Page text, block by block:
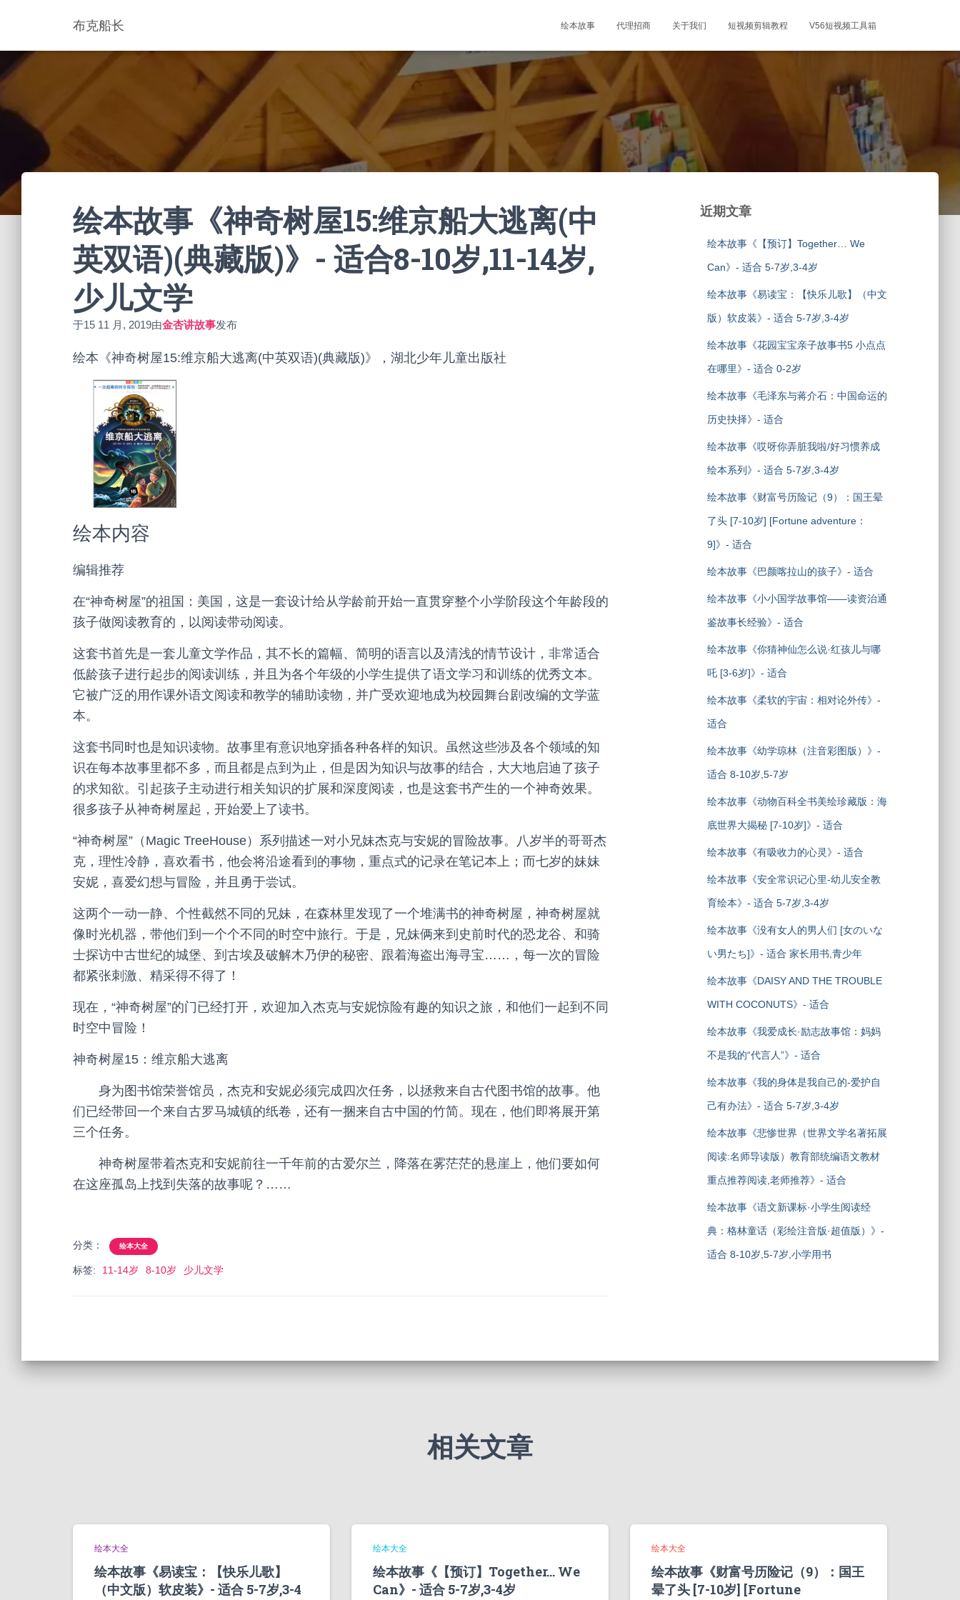
布克船长 绘本故事 代理招商 关于我们 短视频剪辑教程 V56短视频工具箱
绘本故事《神奇树屋15:维京船大逃离(中
英双语)(典藏版)》- 适合8-10岁,11-14岁,
少儿文学
于15 11 月, 2019由金杏讲故事发布
绘本《神奇树屋15:维京船大逃离(中英双语)(典藏版)》，湖北少年儿童出版社
绘本内容
编辑推荐
在“神奇树屋”的祖国：美国，这是一套设计给从学龄前开始一直贯穿整个小学阶段这个年龄段的
孩子做阅读教育的，以阅读带动阅读。
这套书首先是一套儿童文学作品，其不长的篇幅、简明的语言以及清浅的情节设计，非常适合
低龄孩子进行起步的阅读训练，并且为各个年级的小学生提供了语文学习和训练的优秀文本。
它被广泛的用作课外语文阅读和教学的辅助读物，并广受欢迎地成为校园舞台剧改编的文学蓝
本。
这套书同时也是知识读物。故事里有意识地穿插各种各样的知识。虽然这些涉及各个领域的知
识在每本故事里都不多，而且都是点到为止，但是因为知识与故事的结合，大大地启迪了孩子
的求知欲。引起孩子主动进行相关知识的扩展和深度阅读，也是这套书产生的一个神奇效果。
很多孩子从神奇树屋起，开始爱上了读书。
“神奇树屋”（Magic TreeHouse）系列描述一对小兄妹杰克与安妮的冒险故事。八岁半的哥哥杰
克，理性冷静，喜欢看书，他会将沿途看到的事物，重点式的记录在笔记本上；而七岁的妹妹
安妮，喜爱幻想与冒险，并且勇于尝试。
这两个一动一静、个性截然不同的兄妹，在森林里发现了一个堆满书的神奇树屋，神奇树屋就
像时光机器，带他们到一个个不同的时空中旅行。于是，兄妹俩来到史前时代的恐龙谷、和骑
士探访中古世纪的城堡、到古埃及破解木乃伊的秘密、跟着海盗出海寻宝……，每一次的冒险
都紧张刺激、精采得不得了！
现在，“神奇树屋”的门已经打开，欢迎加入杰克与安妮惊险有趣的知识之旅，和他们一起到不同
时空中冒险！
神奇树屋15：维京船大逃离
身为图书馆荣誉馆员，杰克和安妮必须完成四次任务，以拯救来自古代图书馆的故事。他
们已经带回一个来自古罗马城镇的纸卷，还有一捆来自古中国的竹简。现在，他们即将展开第
三个任务。
神奇树屋带着杰克和安妮前往一千年前的古爱尔兰，降落在雾茫茫的悬崖上，他们要如何
在这座孤岛上找到失落的故事呢？……
分类： 绘本大全
标签: 11-14岁 8-10岁 少儿文学
近期文章
绘本故事《【预订】Together… We
Can》- 适合 5-7岁,3-4岁
绘本故事《易读宝：【快乐儿歌】（中文
版）软皮装》- 适合 5-7岁,3-4岁
绘本故事《花园宝宝亲子故事书5 小点点
在哪里》- 适合 0-2岁
绘本故事《毛泽东与蒋介石：中国命运的
历史抉择》- 适合
绘本故事《哎呀你弄脏我啦/好习惯养成
绘本系列》- 适合 5-7岁,3-4岁
绘本故事《财富号历险记（9）：国王晕
了头 [7-10岁] [Fortune adventure：
9]》- 适合
绘本故事《巴颜喀拉山的孩子》- 适合
绘本故事《小小国学故事馆——读资治通
鉴故事长经验》- 适合
绘本故事《你猜神仙怎么说·红孩儿与哪
吒 [3-6岁]》- 适合
绘本故事《柔软的宇宙：相对论外传》-
适合
绘本故事《幼学琼林（注音彩图版）》-
适合 8-10岁,5-7岁
绘本故事《动物百科全书美绘珍藏版：海
底世界大揭秘 [7-10岁]》- 适合
绘本故事《有吸收力的心灵》- 适合
绘本故事《安全常识记心里-幼儿安全教
育绘本》- 适合 5-7岁,3-4岁
绘本故事《没有女人的男人们 [女のいな
い男たち]》- 适合 家长用书,青少年
绘本故事《DAISY AND THE TROUBLE
WITH COCONUTS》- 适合
绘本故事《我爱成长·励志故事馆：妈妈
不是我的“代言人”》- 适合
绘本故事《我的身体是我自己的-爱护自
己有办法》- 适合 5-7岁,3-4岁
绘本故事《悲惨世界（世界文学名著拓展
阅读:名师导读版）教育部统编语文教材
重点推荐阅读,老师推荐》- 适合
绘本故事《语文新课标·小学生阅读经
典：格林童话（彩绘注音版·超值版）》-
适合 8-10岁,5-7岁,小学用书
相关文章
绘本大全
绘本故事《易读宝：【快乐儿歌】
（中文版）软皮装》- 适合 5-7岁,3-4
绘本大全
绘本故事《【预订】Together… We
Can》- 适合 5-7岁,3-4岁
绘本大全
绘本故事《财富号历险记（9）：国王
晕了头 [7-10岁] [Fortune